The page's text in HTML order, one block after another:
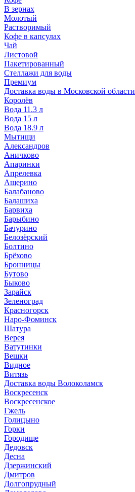
В зернах
Молотый
Растворимый
Кофе в капсулах
Чай
Листовой
Пакетированный
Стеллажи для воды
Премиум
Доставка воды в Московской области
Королёв
Вода 11.3 л
Вода 15 л
Вода 18.9 л
Мытищи
Александров
Аничково
Апаринки
Апрелевка
Ащерино
Балабаново
Балашиха
Барвиха
Барыбино
Бачурино
Белозёрский
Болтино
Брёхово
Бронницы
Бутово
Быково
Зарайск
Зеленоград
Красногорск
Наро-Фоминск
Шатура
Верея
Ватутинки
Вешки
Видное
Витязь
Доставка воды Волоколамск
Воскресенск
Воскресенское
Гжель
Голицыно
Горки
Городище
Дедовск
Десна
Дзержинский
Дмитров
Долгопрудный